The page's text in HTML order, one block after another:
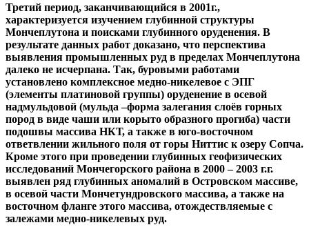
Третий период, заканчивающийся в 2001г.,
характеризуется изучением глубинной структуры
Мончеплутона и поисками глубинного оруденения. В
результате данных работ доказано, что перспектива
выявления промышленных руд в пределах Мончеплутона
далеко не исчерпана. Так, буровыми работами
установлено комплексное медно-никелевое с ЭПГ
(элементы платиновой группы) оруденение в осевой
надмульдовой (мульда –форма залегания слоёв горных
пород в виде чаши или корыто образного прогиба) части
подошвы массива НКТ, а также в юго-восточном
ответвлении жильного поля от горы Ниттис к озеру Сопча.
Кроме этого при проведении глубинных геофизических
исследований Мончегорского района в 2000 – 2003 г.г.
выявлен ряд глубинных аномалий в Островском массиве,
в осевой части Мончетундровского массива, а также на
восточном фланге этого массива, отождествляемые с
залежами медно-никелевых руд.